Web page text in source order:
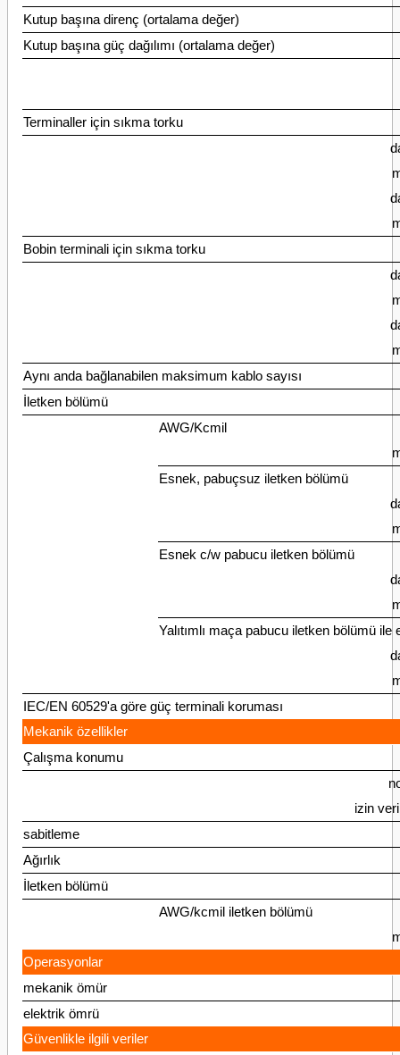
Kutup başına direnç (ortalama değer)
Kutup başına güç dağılımı (ortalama değer)
Terminaller için sıkma torku
Bobin terminali için sıkma torku
Aynı anda bağlanabilen maksimum kablo sayısı
İletken bölümü
AWG/Kcmil
Esnek, pabuçsuz iletken bölümü
Esnek c/w pabucu iletken bölümü
Yalıtımlı maça pabucu iletken bölümü ile
IEC/EN 60529'a göre güç terminali koruması
Mekanik özellikler
Çalışma konumu
izin
sabitleme
Ağırlık
İletken bölümü
AWG/kcmil iletken bölümü
Operasyonlar
mekanik ömür
elektrik ömrü
Güvenlikle ilgili veriler